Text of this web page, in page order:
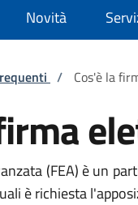
Novità
pane
/ Cos'è la
(FEA) è un
è richiesta